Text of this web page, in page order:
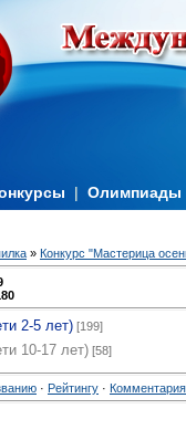
| Олимпиады
» Конкурс "Мастерица
2-5 лет) [199]
10-17 лет) [58]
· Рейтингу ·